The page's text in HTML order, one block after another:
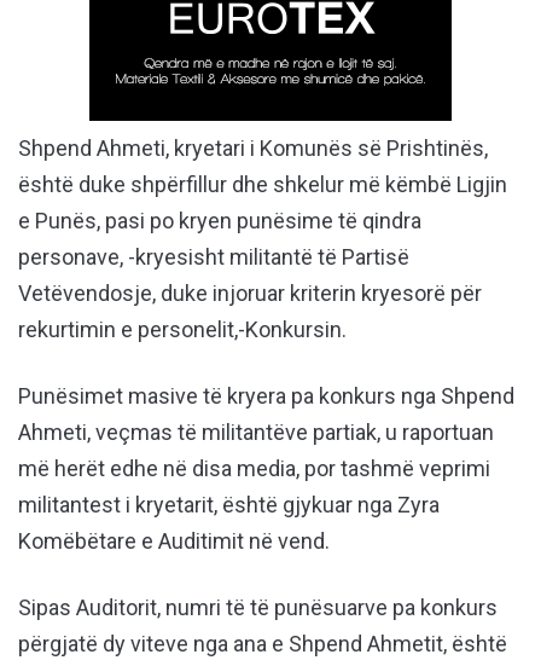
Shpend Ahmeti, kryetari i Komunës së Prishtinës,
është duke shpërfillur dhe shkelur më këmbë Ligjin
e Punës, pasi po kryen punësime të qindra
personave, -kryesisht militantë të Partisë
Vetëvendosje, duke injoruar kriterin kryesorë për
rekurtimin e personelit,-Konkursin.
Punësimet masive të kryera pa konkurs nga Shpend
Ahmeti, veçmas të militantëve partiak, u raportuan
më herët edhe në disa media, por tashmë veprimi
militantest i kryetarit, është gjykuar nga Zyra
Komëbëtare e Auditimit në vend.
Sipas Auditorit, numri të të punësuarve pa konkurs
përgjatë dy viteve nga ana e Shpend Ahmetit, është